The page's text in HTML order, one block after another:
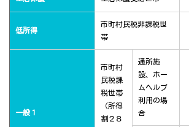
低所得
市町村民税非課税世
帯
一般１
市町村
民税課
税世帯
（所得
割２８
通所施
設、ホー
ムヘルプ
利用の場
合